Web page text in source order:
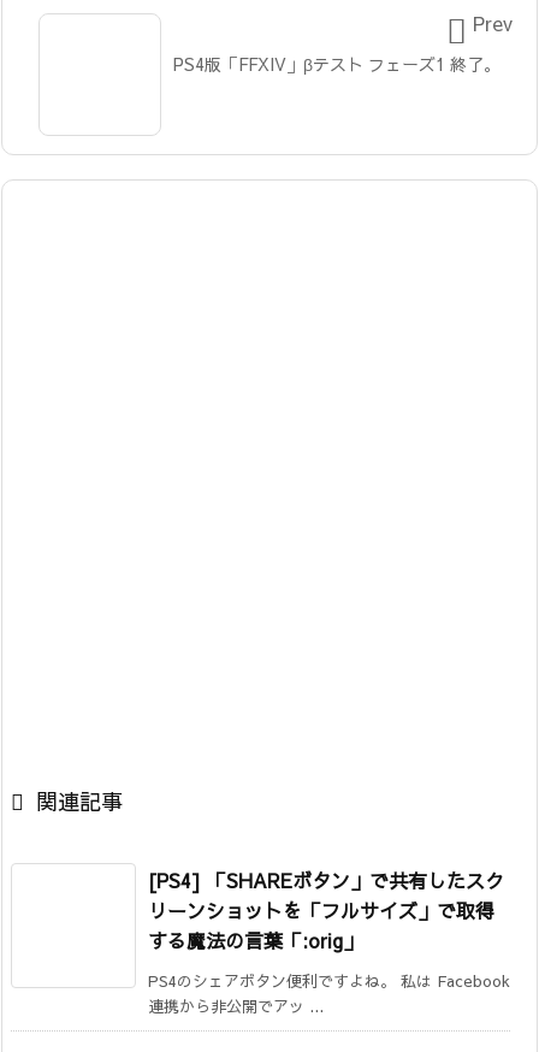
PS4版「FFXIV」βテスト フェーズ1 終了。
 Prev
 関連記事
[PS4] 「SHAREボタン」で共有したスク
リーンショットを「フルサイズ」で取得
する魔法の言葉「:orig」
PS4のシェアボタン便利ですよね。 私は Facebook
連携から非公開でアッ ...